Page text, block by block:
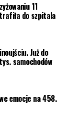
11
do szpitala
Już do
samochodów
emocje na 458.